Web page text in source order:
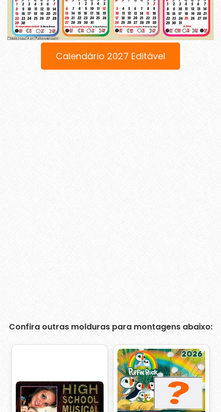
Calendário 2027 Editável
Confira outras molduras para montagens abaixo: